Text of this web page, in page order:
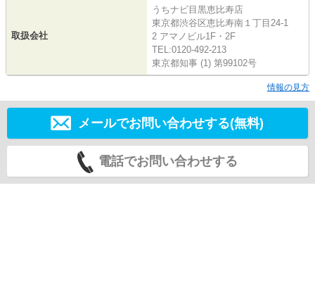
取扱会社
うちナビ目黒恵比寿店
東京都渋谷区恵比寿南１丁目24-1
2 アマノビル1F・2F
TEL:0120-492-213
東京都知事 (1) 第99102号
情報の見方
メールでお問い合わせする(無料)
電話でお問い合わせする